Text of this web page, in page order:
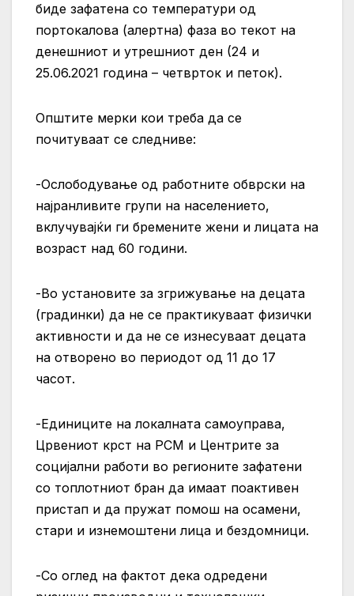
биде зафатена со температури од
портокалова (алертна) фаза во текот на
денешниот и утрешниот ден (24 и
25.06.2021 година – четврток и петок).
Општите мерки кои треба да се
почитуваат се следниве:
-Ослободување од работните обврски на
најранливите групи на населението,
вклучувајќи ги бремените жени и лицата на
возраст над 60 години.
-Во установите за згрижување на децата
(градинки) да не се практикуваат физички
активности и да не се изнесуваат децата
на отворено во периодот од 11 до 17
часот.
-Единиците на локалната самоуправа,
Црвениот крст на РСМ и Центрите за
социјални работи во регионите зафатени
со топлотниот бран да имаат поактивен
пристап и да пружат помош на осамени,
стари и изнемоштени лица и бездомници.
-Со оглед на фактот дека одредени